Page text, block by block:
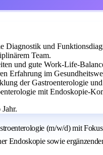
Diagnostik und
Team.
und gute Work-Life-
Erfahrung im
der Gastroenterologie
mit Endoskopie-
(m/w/d) mit
Endoskopie sowie